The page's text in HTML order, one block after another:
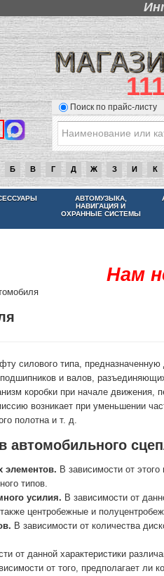
Поиск по прайс-листу
Б В Г Д Ж З И К
АВТОМУЗЫКА,
НАВИГАЦИЯ И
ОХРАННЫЕ СИСТЕМЫ
Нам
силового типа,
и валов,
коробки при начале
возникает при уменьшении
полотна и т. д.
автомобильного
элементов. В зависимости от
типов.
усилия. В зависимости от
центробежные и
В зависимости от количества
от данной характеристики
от того, предполагает ли